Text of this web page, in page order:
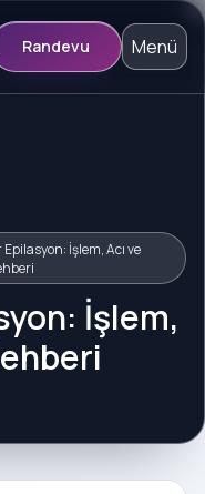
Randevu Menü
İşlem, Acı ve
İşlem,